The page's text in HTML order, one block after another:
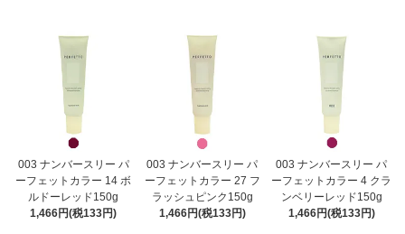
003 ナンバースリー パ
ーフェットカラー 14 ボ
ルドーレッド150g
1,466円(税133円)
003 ナンバースリー パ
ーフェットカラー 27 フ
ラッシュピンク150g
1,466円(税133円)
003 ナンバースリー パ
ーフェットカラー 4 クラ
ンベリーレッド150g
1,466円(税133円)